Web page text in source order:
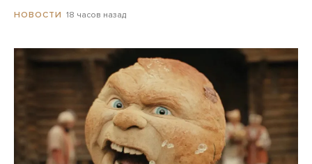
НОВОСТИ 18 часов назад